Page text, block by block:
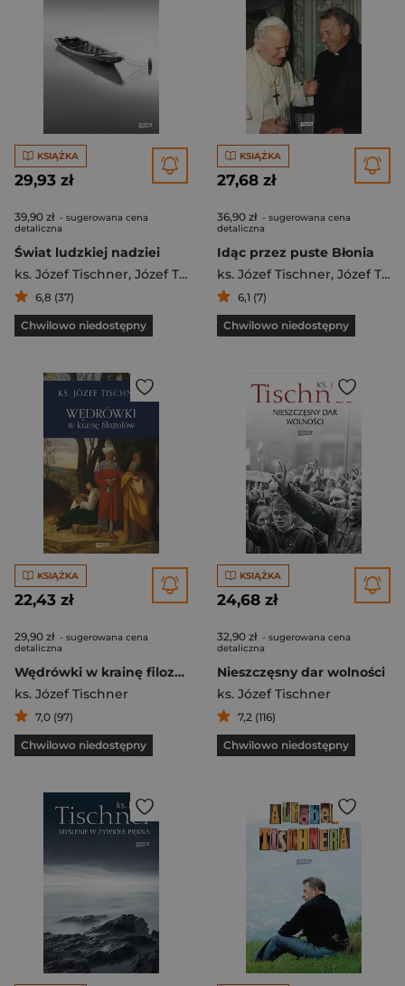
KSIĄŻKA
29,93 zł
39,90 zł - sugerowana cena
detaliczna
Świat ludzkiej nadziei
ks. Józef Tischner, Józef Tischner
6,8 (37)
Chwilowo niedostępny
KSIĄŻKA
27,68 zł
36,90 zł - sugerowana cena
detaliczna
Idąc przez puste Błonia
ks. Józef Tischner, Józef Tischner
6,1 (7)
Chwilowo niedostępny
KSIĄŻKA
22,43 zł
29,90 zł - sugerowana cena
detaliczna
Wędrówki w krainę filozofów
ks. Józef Tischner
7,0 (97)
Chwilowo niedostępny
KSIĄŻKA
24,68 zł
32,90 zł - sugerowana cena
detaliczna
Nieszczęsny dar wolności
ks. Józef Tischner
7,2 (116)
Chwilowo niedostępny